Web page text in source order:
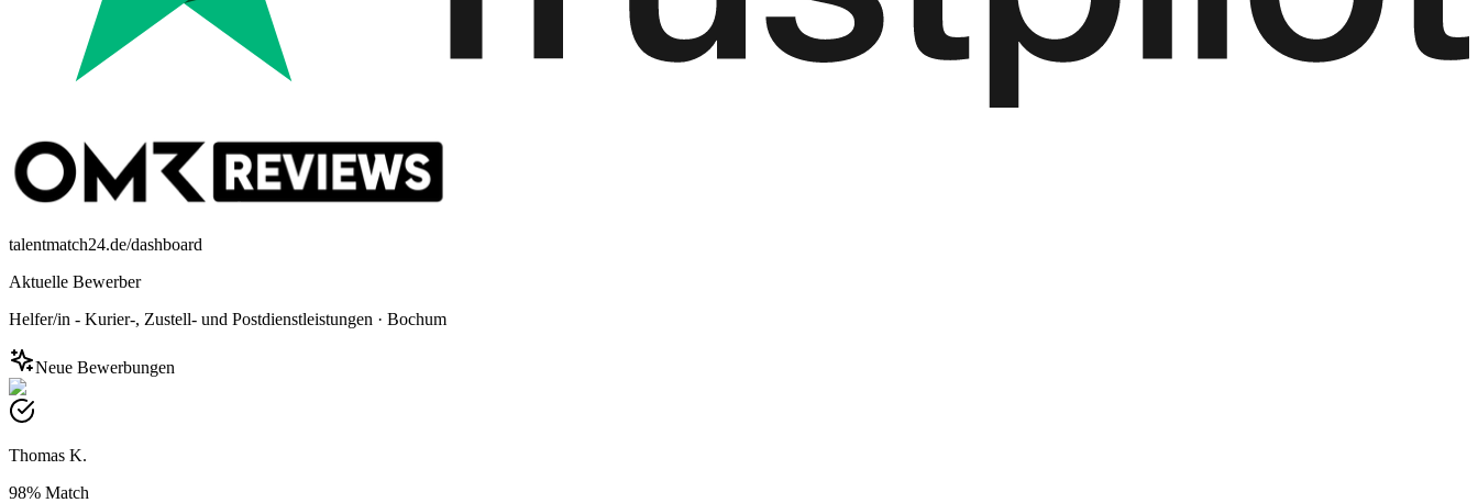
talentmatch24.de/dashboard
Aktuelle Bewerber
Helfer/in - Kurier-, Zustell- und Postdienstleistungen · Bochum
Neue Bewerbungen
Thomas K.
98% Match